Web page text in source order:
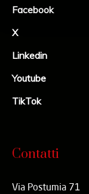
Facebook
X
Linkedin
Youtube
TikTok
Contatti
Via Postumia 71